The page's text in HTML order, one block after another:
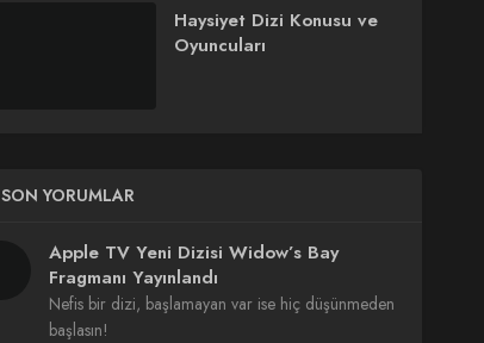
Haysiyet Dizi Konusu ve
Oyuncuları
SON YORUMLAR
Apple TV Yeni Dizisi Widow’s Bay
Fragmanı Yayınlandı
Nefis bir dizi, başlamayan var ise hiç düşünmeden
başlasın!